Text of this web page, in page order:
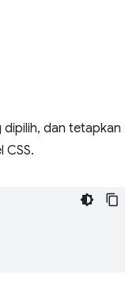
dan tetapkan
CSS.